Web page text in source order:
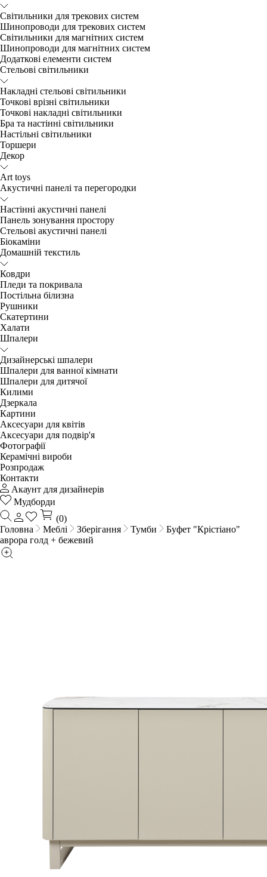
Світильники для трекових систем
Шинопроводи для трекових систем
Світильники для магнітних систем
Шинопроводи для магнітних систем
Додаткові елементи систем
Cтельові світильники
Накладні стельові світильники
Точкові врізні світильники
Точкові накладні світильники
Бра та настінні світильники
Настільні світильники
Торшери
Декор
Art toys
Акустичні панелі та перегородки
Настінні акустичні панелі
Панель зонування простору
Стельові акустичні панелі
Біокаміни
Домашній текстиль
Ковдри
Пледи та покривала
Постільна білизна
Рушники
Скатертини
Халати
Шпалери
Дизайнерські шпалери
Шпалери для ванної кімнати
Шпалери для дитячої
Килими
Дзеркала
Картини
Аксесуари для квітів
Аксесуари для подвір'я
Фотографії
Керамічні вироби
Розпродаж
Контакти
Акаунт для дизайнерів
Мудборди
(0)
Головна
Меблі Зберігання Тумби
Буфет "Крістіано"
аврора голд + бежевий